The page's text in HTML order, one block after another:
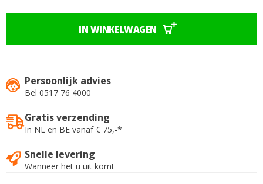
IN WINKELWAGEN
Persoonlijk advies
Bel 0517 76 4000
Gratis verzending
In NL en BE vanaf € 75,-*
Snelle levering
Wanneer het u uit komt